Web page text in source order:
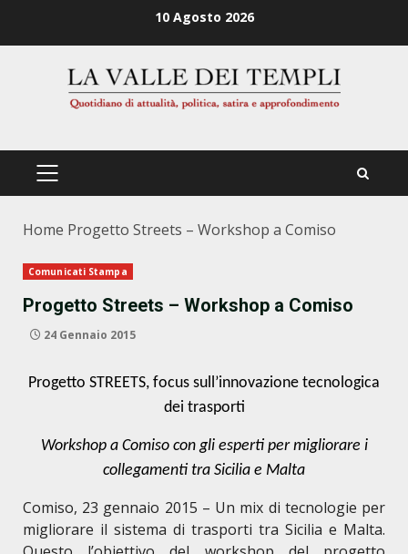
10 Agosto 2026
PRIMÄRES
Home Progetto Streets – Workshop a Comiso
Comunicati Stampa
Progetto Streets – Workshop a Comiso
24 Gennaio 2015
Progetto STREETS, focus sull’innovazione tecnologica
dei trasporti
Workshop a Comiso con gli esperti per migliorare i
collegamenti tra Sicilia e Malta
Comiso, 23 gennaio 2015 – Un mix di tecnologie per
migliorare il sistema di trasporti tra Sicilia e Malta.